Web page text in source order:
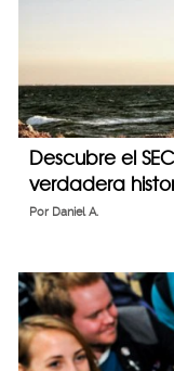
Descubre el
verdadera
Por Daniel A.